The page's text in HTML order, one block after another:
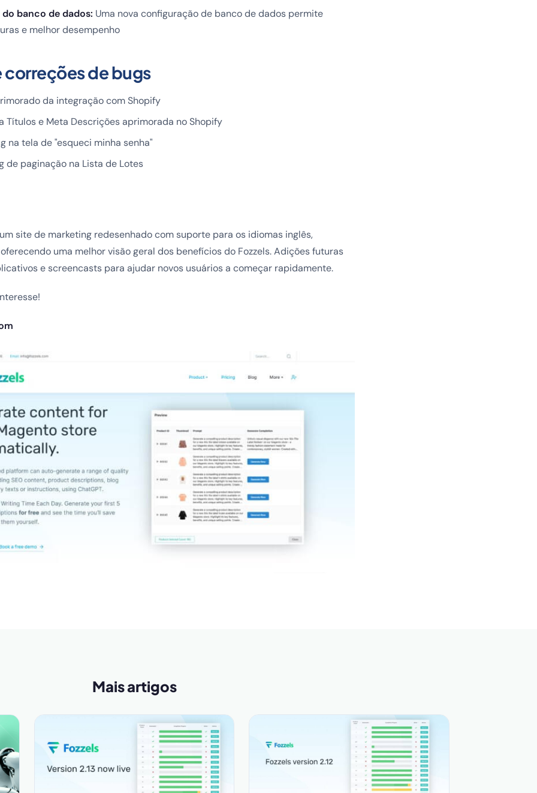
banco de dados: Uma nova configuração de banco de dados permite
e melhor desempenho
correções de bugs
da integração com Shopify
Títulos e Meta Descrições aprimorada no Shopify
na tela de "esqueci minha senha"
de paginação na Lista de Lotes
site de marketing redesenhado com suporte para os idiomas inglês,
uma melhor visão geral dos benefícios do Fozzels. Adições futuras
e screencasts para ajudar novos usuários a começar rapidamente.
Mais artigos